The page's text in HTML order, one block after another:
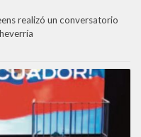
realizó un conversatorio